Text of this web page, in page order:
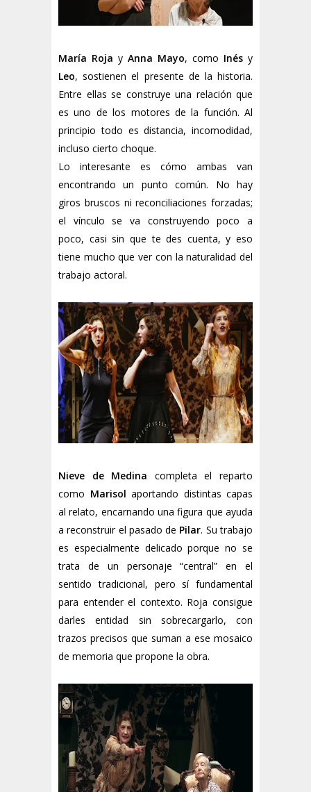
María Roja y Anna Mayo, como Inés y
Leo, sostienen el presente de la historia.
Entre ellas se construye una relación que
es uno de los motores de la función. Al
principio todo es distancia, incomodidad,
incluso cierto choque.
Lo interesante es cómo ambas van
encontrando un punto común. No hay
giros bruscos ni reconciliaciones forzadas;
el vínculo se va construyendo poco a
poco, casi sin que te des cuenta, y eso
tiene mucho que ver con la naturalidad del
trabajo actoral.
Nieve de Medina completa el reparto
como Marisol aportando distintas capas
al relato, encarnando una figura que ayuda
a reconstruir el pasado de Pilar. Su trabajo
es especialmente delicado porque no se
trata de un personaje “central” en el
sentido tradicional, pero sí fundamental
para entender el contexto. Roja consigue
darles entidad sin sobrecargarlo, con
trazos precisos que suman a ese mosaico
de memoria que propone la obra.